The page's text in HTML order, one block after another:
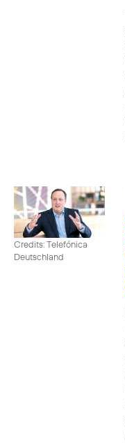
Credits: Telefónica
Deutschland